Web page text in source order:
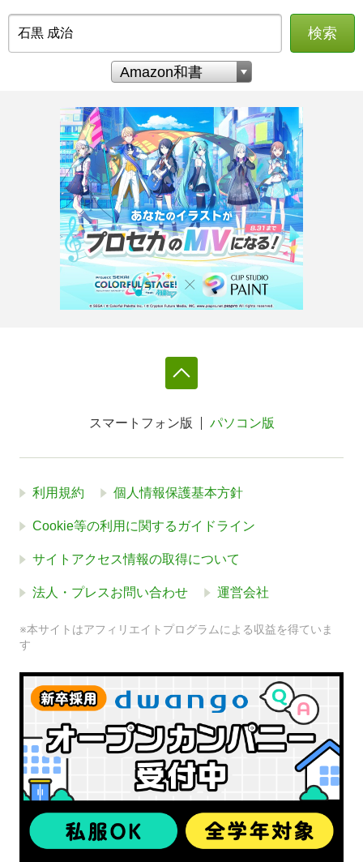
検索
スマートフォン版 パソコン版
利用規約 個人情報保護基本方針
Cookie等の利用に関するガイドライン
サイトアクセス情報の取得について
法人・プレスお問い合わせ 運営会社
※本サイトはアフィリエイトプログラムによる収益を得ていま
す